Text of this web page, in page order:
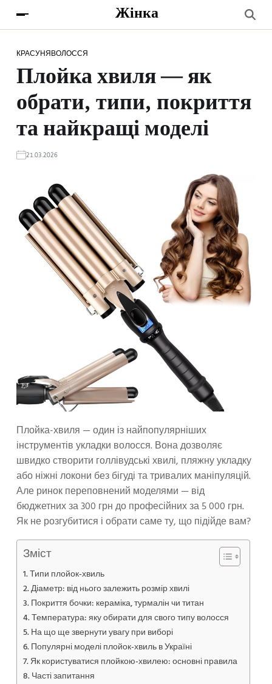
Жінка
КРАСУНЯ ВОЛОССЯ
Плойка хвиля — як
обрати, типи, покриття
та найкращі моделі
21.03.2026
Плойка-хвиля — один із найпопулярніших
інструментів укладки волосся. Вона дозволяє
швидко створити голлівудські хвилі, пляжну укладку
або ніжні локони без бігуді та тривалих маніпуляцій.
Але ринок переповнений моделями — від
бюджетних за 300 грн до професійних за 5 000 грн.
Як не розгубитися і обрати саме ту, що підійде вам?
Зміст
Типи плойок-хвиль
Діаметр: від нього залежить розмір хвилі
Покриття бочки: кераміка, турмалін чи титан
Температура: яку обирати для свого типу волосся
На що ще звернути увагу при виборі
Популярні моделі плойок-хвиль в Україні
Як користуватися плойкою-хвилею: основні правила
Часті запитання